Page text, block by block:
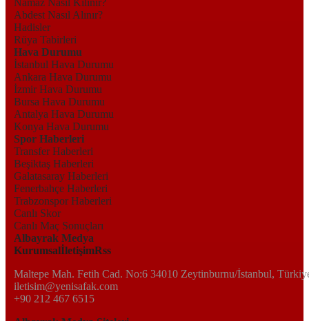
Abdest Nasıl Alınır?
Hadisler
Rüya Tabirleri
Hava Durumu
İstanbul Hava Durumu
Ankara Hava Durumu
İzmir Hava Durumu
Bursa Hava Durumu
Antalya Hava Durumu
Konya Hava Durumu
Spor Haberleri
Transfer Haberleri
Beşiktaş Haberleri
Galatasaray Haberleri
Fenerbahçe Haberleri
Trabzonspor Haberleri
Canlı Skor
Canlı Maç Sonuçları
Albayrak Medya
KurumsalİletişimRss
Maltepe Mah. Fetih Cad. No:6 34010 Zeytinburnu/İstanbul,
iletisim@yenisafak.com
+90 212 467 6515